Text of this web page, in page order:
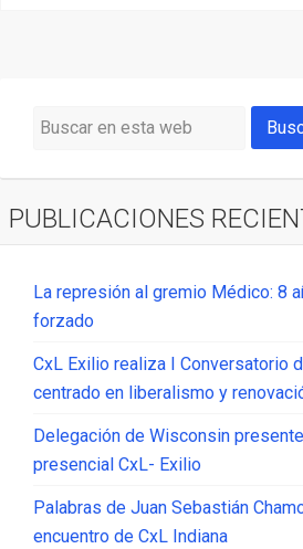
PUBLICACIONES
La represión al gremio Médico: 8
forzado
CxL Exilio realiza I Conversatorio
centrado en liberalismo y
Delegación de Wisconsin
presencial CxL- Exilio
Palabras de Juan Sebastián
encuentro de CxL Indiana